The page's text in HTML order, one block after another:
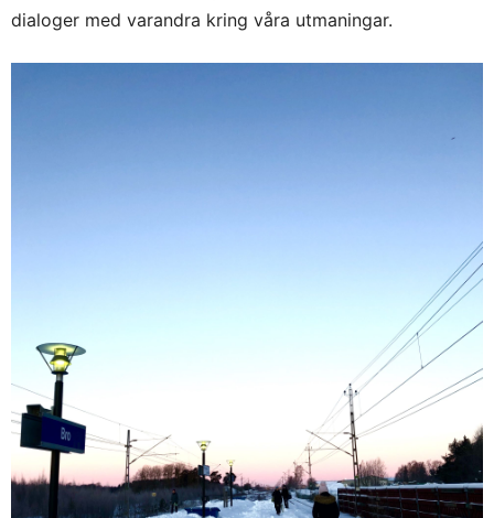
dialoger med varandra kring våra utmaningar.